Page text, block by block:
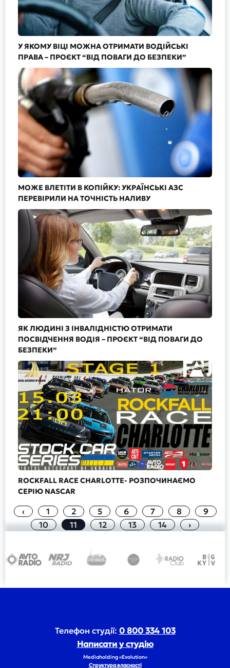
У ЯКОМУ ВІЦІ МОЖНА ОТРИМАТИ ВОДІЙСЬКІ
ПРАВА – ПРОЄКТ “ВІД ПОВАГИ ДО БЕЗПЕКИ”
МОЖЕ ВЛЕТІТИ В КОПІЙКУ: УКРАЇНСЬКІ АЗС
ПЕРЕВІРИЛИ НА ТОЧНІСТЬ НАЛИВУ
ЯК ЛЮДИНІ З ІНВАЛІДНІСТЮ ОТРИМАТИ
ПОСВІДЧЕННЯ ВОДІЯ – ПРОЄКТ “ВІД ПОВАГИ ДО
БЕЗПЕКИ”
ROCKFALL RACE CHARLOTTE- РОЗПОЧИНАЄМО
СЕРІЮ NASCAR
‹ 1 2 5 6 7 8
9
10
11 12 13 14 ›
Телефон студії: 0 800 334 103
Написати у студію
Mediaholding «Evolution»
Структура власності